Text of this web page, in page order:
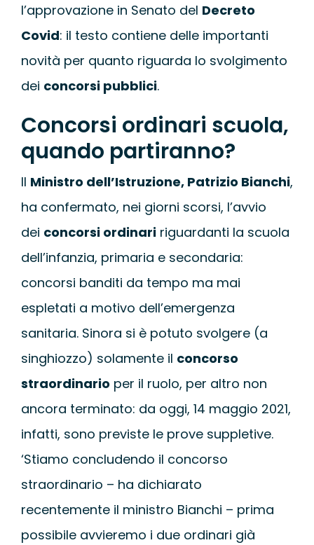
NEWS
l’approvazione in Senato del Decreto
Covid: il testo contiene delle importanti
novità per quanto riguarda lo svolgimento
dei concorsi pubblici.
Concorsi ordinari scuola,
quando partiranno?
Il Ministro dell’Istruzione, Patrizio Bianchi,
ha confermato, nei giorni scorsi, l’avvio
dei concorsi ordinaririguardanti la scuola
dell’infanzia, primaria e secondaria:
concorsi banditi da tempo ma mai
espletati a motivo dell’emergenza
sanitaria. Sinora si è potuto svolgere (a
singhiozzo) solamente il concorso
straordinario per il ruolo, per altro non
ancora terminato: da oggi, 14 maggio 2021,
infatti, sono previste le prove suppletive.
‘Stiamo concludendo il concorso
straordinario – ha dichiarato
recentemente il ministro Bianchi – prima
possibile avvieremo i due ordinari già